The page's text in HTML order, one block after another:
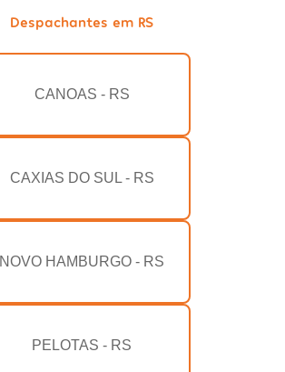
Despachantes em RS
CANOAS - RS
CAXIAS DO SUL - RS
NOVO HAMBURGO - RS
PELOTAS - RS